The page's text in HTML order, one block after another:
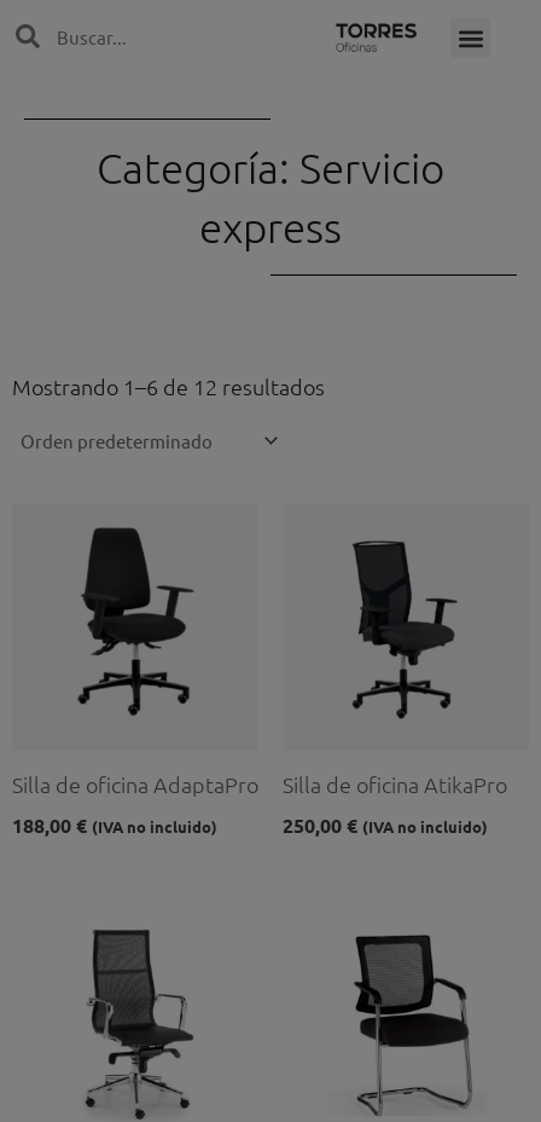
SearchSearch
Categoría: Servicio
express
Mostrando 1–6 de 12 resultados
Silla de oficina AdaptaPro
188,00€ (IVA no incluido)
Silla de oficina AtikaPro
250,00€ (IVA no incluido)